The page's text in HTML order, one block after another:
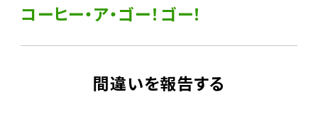
コーヒー・ア・ゴー！ゴー！
間違いを報告する